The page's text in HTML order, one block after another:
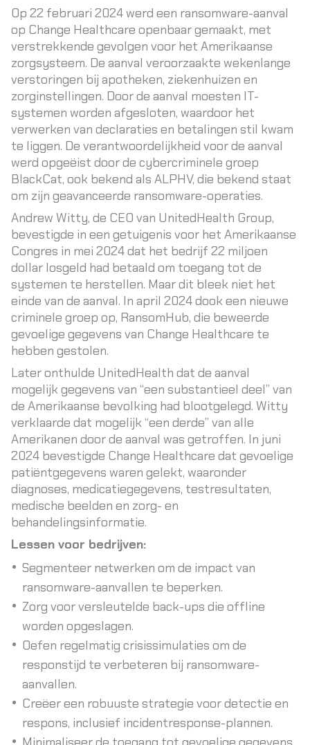
Op 22 februari 2024 werd een ransomware-aanval
op Change Healthcare openbaar gemaakt, met
verstrekkende gevolgen voor het Amerikaanse
zorgsysteem. De aanval veroorzaakte wekenlange
verstoringen bij apotheken, ziekenhuizen en
zorginstellingen. Door de aanval moesten IT-
systemen worden afgesloten, waardoor het
verwerken van declaraties en betalingen stil kwam
te liggen. De verantwoordelijkheid voor de aanval
werd opgeëist door de cybercriminele groep
BlackCat, ook bekend als ALPHV, die bekend staat
om zijn geavanceerde ransomware-operaties.
Andrew Witty, de CEO van UnitedHealth Group,
bevestigde in een getuigenis voor het Amerikaanse
Congres in mei 2024 dat het bedrijf 22 miljoen
dollar losgeld had betaald om toegang tot de
systemen te herstellen. Maar dit bleek niet het
einde van de aanval. In april 2024 dook een nieuwe
criminele groep op, RansomHub, die beweerde
gevoelige gegevens van Change Healthcare te
hebben gestolen.
Later onthulde UnitedHealth dat de aanval
mogelijk gegevens van “een substantieel deel” van
de Amerikaanse bevolking had blootgelegd. Witty
verklaarde dat mogelijk “een derde” van alle
Amerikanen door de aanval was getroffen. In juni
2024 bevestigde Change Healthcare dat gevoelige
patiëntgegevens waren gelekt, waaronder
diagnoses, medicatiegegevens, testresultaten,
medische beelden en zorg- en
behandelingsinformatie.
Lessen voor bedrijven:
Segmenteer netwerken om de impact van
ransomware-aanvallen te beperken.
Zorg voor versleutelde back-ups die offline
worden opgeslagen.
Oefen regelmatig crisissimulaties om de
responstijd te verbeteren bij ransomware-
aanvallen.
Creëer een robuuste strategie voor detectie en
respons, inclusief incidentresponse-plannen.